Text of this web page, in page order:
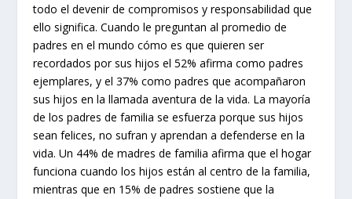
todo el devenir de compromisos y responsabilidad que
ello significa. Cuando le preguntan al promedio de
padres en el mundo cómo es que quieren ser
recordados por sus hijos el 52% afirma como padres
ejemplares, y el 37% como padres que acompañaron
sus hijos en la llamada aventura de la vida. La mayoría
de los padres de familia se esfuerza porque sus hijos
sean felices, no sufran y aprendan a defenderse en la
vida. Un 44% de madres de familia afirma que el hogar
funciona cuando los hijos están al centro de la familia,
mientras que en 15% de padres sostiene que la